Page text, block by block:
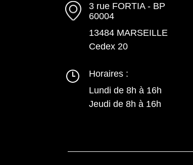
3 rue FORTIA - BP
60004
13484 MARSEILLE
Cedex 20
Horaires :
Lundi de 8h à 16h
Jeudi de 8h à 16h